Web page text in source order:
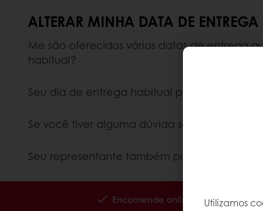
ALTERAR MINHA DATA DE ENTREGA
Me são oferecidas várias datas de entrega
habitual?
Seu dia de entrega habitual permanece
Se você tiver alguma dúvida sobre sua
Seu representante também poderá informá-
Utilizamos
Encomende online 24/7